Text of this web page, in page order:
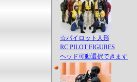
☆パイロット人形
RC PILOT FIGURES
ヘッド可動選択できます